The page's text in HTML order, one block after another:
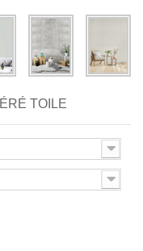
TOILE